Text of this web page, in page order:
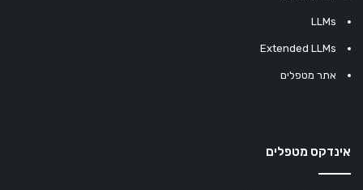
LLMs
Extended LLMs
אתר מטפלים
אינדקס מטפלים